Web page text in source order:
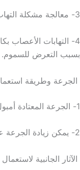
3- معالجة مشكلة التهاب الأعصاب الطرفية التي ترافق مرض السكري.
4- التهابات الأعصاب
بسبب التعرض للسموم.
الجرعة وطريقة
1- الجرعة المعتادة أمبول مكون من ثلاث مرات في الأسبوع أو على حسب إرشاد الطبيب.
2- يمكن زيادة الجرعة على حسب حالة المريض ولكن الطبيب وحده من يقرر ذلك.
الآثار الجانبية